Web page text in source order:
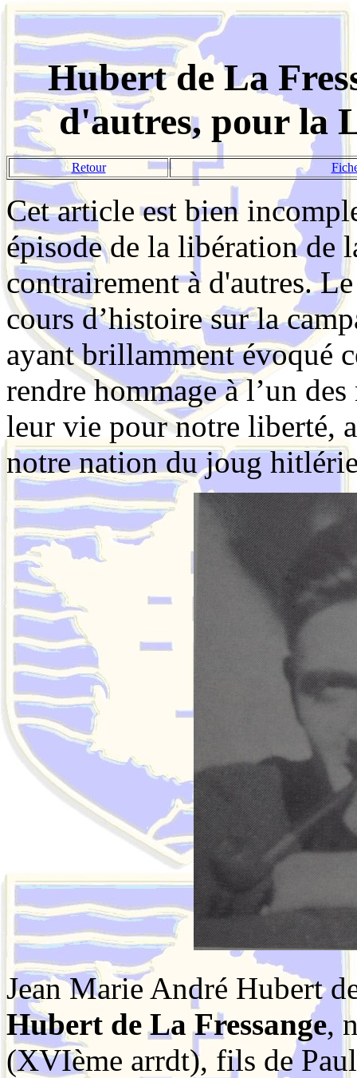
Hubert de La
d'autres, pour la
Retour
Cet article est bien
épisode de la libération de
contrairement à d'autres.
cours d’histoire sur la
ayant brillamment évoqué
rendre hommage à l’un
leur vie pour notre liberté,
notre nation du joug
Jean Marie André Hubert
Hubert de La Fressange,
(XVIème arrdt), fils de